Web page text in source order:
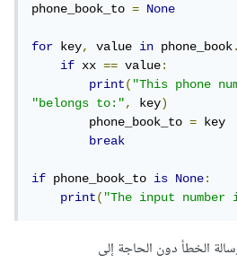
phone_book_to = None
for key, value in phone_book
if xx == value:
print("This phone
"belongs to:", key)
        phone_book_to
= key
break
if phone_book_to is None:
print("The input
الخطأ دون الحاجة إلى